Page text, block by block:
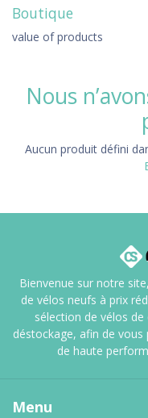
Boutique
value of products
Nous
Aucun produit défini
Bienvenue sur notre
de vélos neufs à prix
sélection de vélos
déstockage, afin de vous
de haute
Menu